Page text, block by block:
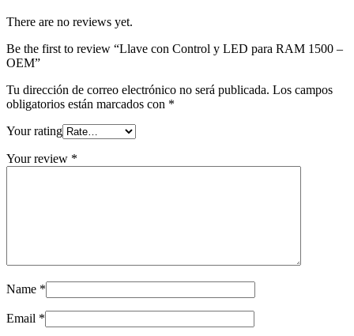
There are no reviews yet.
Be the first to review “Llave con Control y LED para RAM 1500 –
OEM”
Tu dirección de correo electrónico no será publicada. Los campos
obligatorios están marcados con *
Your rating
Your review *
Name *
Email *